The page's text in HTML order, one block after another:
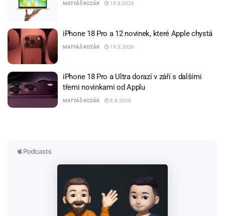
MATYÁŠ KOZÁK 10.3.2026
iPhone 18 Pro a 12 novinek, které Apple chystá
MATYÁŠ KOZÁK 19.3.2026
iPhone 18 Pro a Ultra dorazí v září s dalšími
třemi novinkami od Applu
MATYÁŠ KOZÁK 8.8.2026